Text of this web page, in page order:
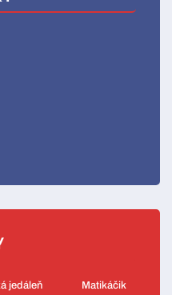
jedáleň
Matikáčik